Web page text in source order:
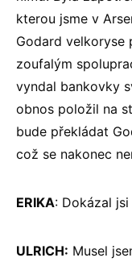
kterou jsme v
Godard velkoryse
zoufalým
vyndal bankovky
obnos položil na
bude překládat
což se nakonec
ERIKA: Dokázal
ULRICH: Musel